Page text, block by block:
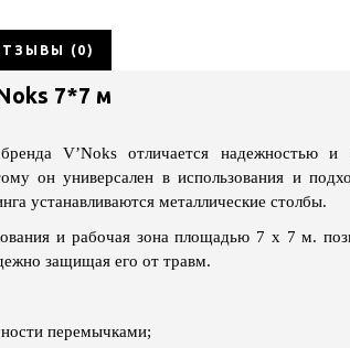
(0)
7*7 м
V’Noks отличается надежностью и
он универсален в использования и
устанавливаются металлические столбы.
и рабочая зона площадью 7 х 7 м.
защищая его от травм.
перемычками;